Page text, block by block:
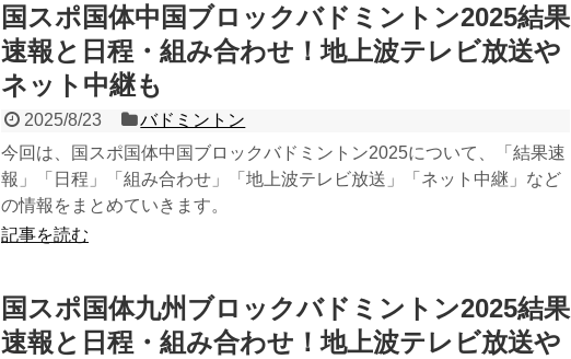
国スポ国体中国ブロックバドミントン2025結果
速報と日程・組み合わせ！地上波テレビ放送や
ネット中継も
2025/8/23
バドミントン
今回は、国スポ国体中国ブロックバドミントン2025について、「結果速
報」「日程」「組み合わせ」「地上波テレビ放送」「ネット中継」など
の情報をまとめていきます。
記事を読む
国スポ国体九州ブロックバドミントン2025結果
速報と日程・組み合わせ！地上波テレビ放送や